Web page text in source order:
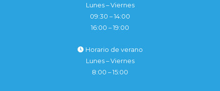
Lunes – Viernes
09:30 – 14:00
16:00 – 19:00
Horario de verano
Lunes – Viernes
8:00 – 15:00